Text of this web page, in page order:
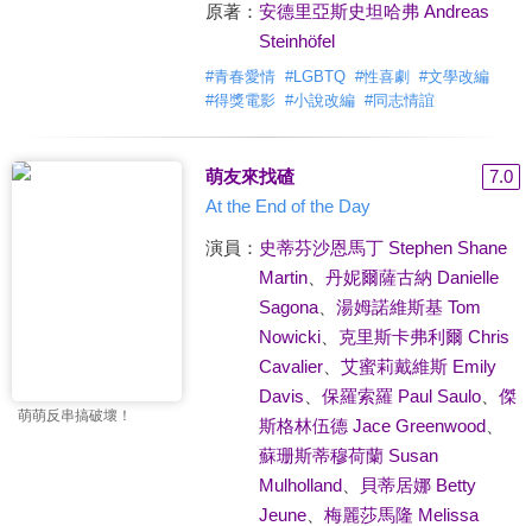
原著： 安德里亞斯史坦哈弗 Andreas
Steinhöfel
#青春愛情 #LGBTQ #性喜劇 #文學改編
#得獎電影 #小說改編 #同志情誼
萌萌反串搞破壞！
萌友來找碴
7.0
At the End of the Day
演員： 史蒂芬沙恩馬丁 Stephen Shane
Martin、 丹妮爾薩古納 Danielle
Sagona、 湯姆諾維斯基 Tom
Nowicki、 克里斯卡弗利爾 Chris
Cavalier、 艾蜜莉戴維斯 Emily
Davis
保羅索羅 Paul Saulo、 傑
斯格林伍德 Jace Greenwood、
蘇珊斯蒂穆荷蘭 Susan
Mulholland、
貝蒂居娜 Betty
Jeune、 梅麗莎馬隆 Melissa